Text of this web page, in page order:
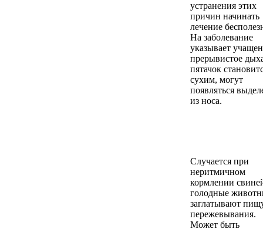
устранения этих
причин начинать
лечение
На заболевание
указывает
прерывистое
пятачок
сухим, могут
появляться
из носа.
Случается при
неритмичном
кормлении
голодные
заглатывают
пережевывания.
Может быть